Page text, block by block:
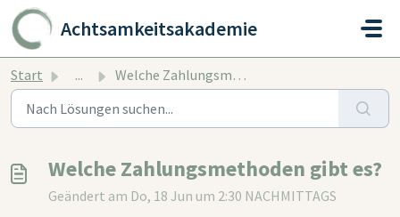
Zum hauptsächlichen Inhalt gehen
Achtsamkeitsakademie
Start ... Welche Zahlungsmethoden gibt es?
Welche Zahlungsmethoden gibt es?
Geändert am Do, 18 Jun um 2:30 NACHMITTAGS